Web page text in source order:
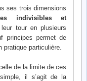
ses trois dimensions
indivisibles et
tour en plusieurs
principes permet de
pratique particulière.
de la limite de ces
il s’agit de la